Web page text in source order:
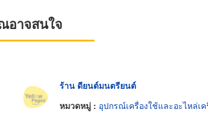
อาจสนใจ
ร้าน ดียนต์มนตรียนต์
หมวดหมู่ : อุปกรณ์เครื่องใช้และอะไหล่เครื่องย